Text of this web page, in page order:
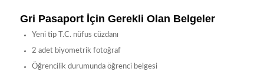
Gri Pasaport İçin Gerekli Olan Belgeler
Yeni tip T.C. nüfus cüzdanı
2 adet biyometrik fotoğraf
Öğrencilik durumunda öğrenci belgesi